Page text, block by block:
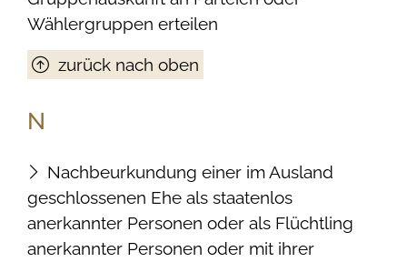
Wählergruppen erteilen
zurück nach oben
N
Nachbeurkundung einer im Ausland
geschlossenen Ehe als staatenlos
anerkannter Personen oder als Flüchtling
anerkannter Personen oder mit ihrer